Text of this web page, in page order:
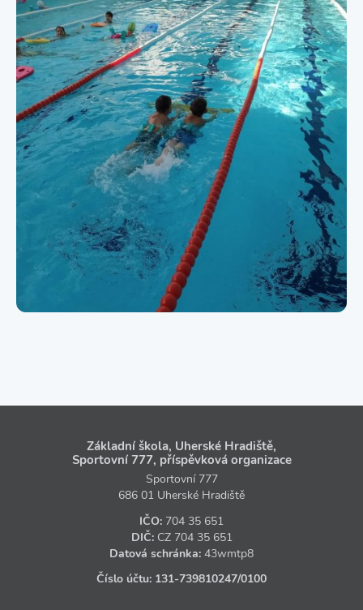
Základní škola, Uherské Hradiště,
Sportovní 777, příspěvková organizace
Sportovní 777
686 01 Uherské Hradiště
IČO: 704 35 651
DIČ: CZ 704 35 651
Datová schránka: 43wmtp8
Číslo účtu: 131‑739810247/0100